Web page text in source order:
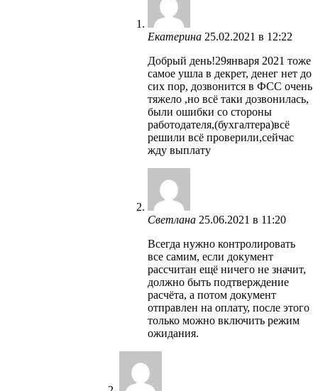
Екатерина 25.02.2021 в 12:22
Добрый день!29января 2021 тоже
самое ушла в декрет, денег нет до
сих пор, дозвонится в ФСС очень
тяжело ,но всё таки дозвонилась,
были ошибки со стороны
работодателя,(бухгалтера)всё
решили всё проверили,сейчас
жду выплату
Светлана 25.06.2021 в 11:20
Всегда нужно контролировать
все самим, если документ
рассчитан ещё ничего не значит,
должно быть подтверждение
расчёта, а потом документ
отправлен на оплату, после этого
только можно включить режим
ожидания.